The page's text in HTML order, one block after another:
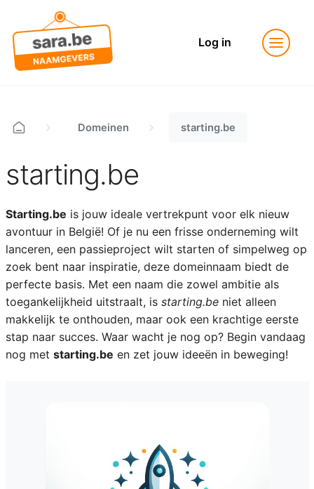
Log in
Domeinen starting.be
starting.be
Starting.be is jouw ideale vertrekpunt voor elk nieuw
avontuur in België! Of je nu een frisse onderneming wilt
lanceren, een passieproject wilt starten of simpelweg op
zoek bent naar inspiratie, deze domeinnaam biedt de
perfecte basis. Met een naam die zowel ambitie als
toegankelijkheid uitstraalt, is starting.beniet alleen
makkelijk te onthouden, maar ook een krachtige eerste
stap naar succes. Waar wacht je nog op? Begin vandaag
nog met starting.be en zet jouw ideeën in beweging!